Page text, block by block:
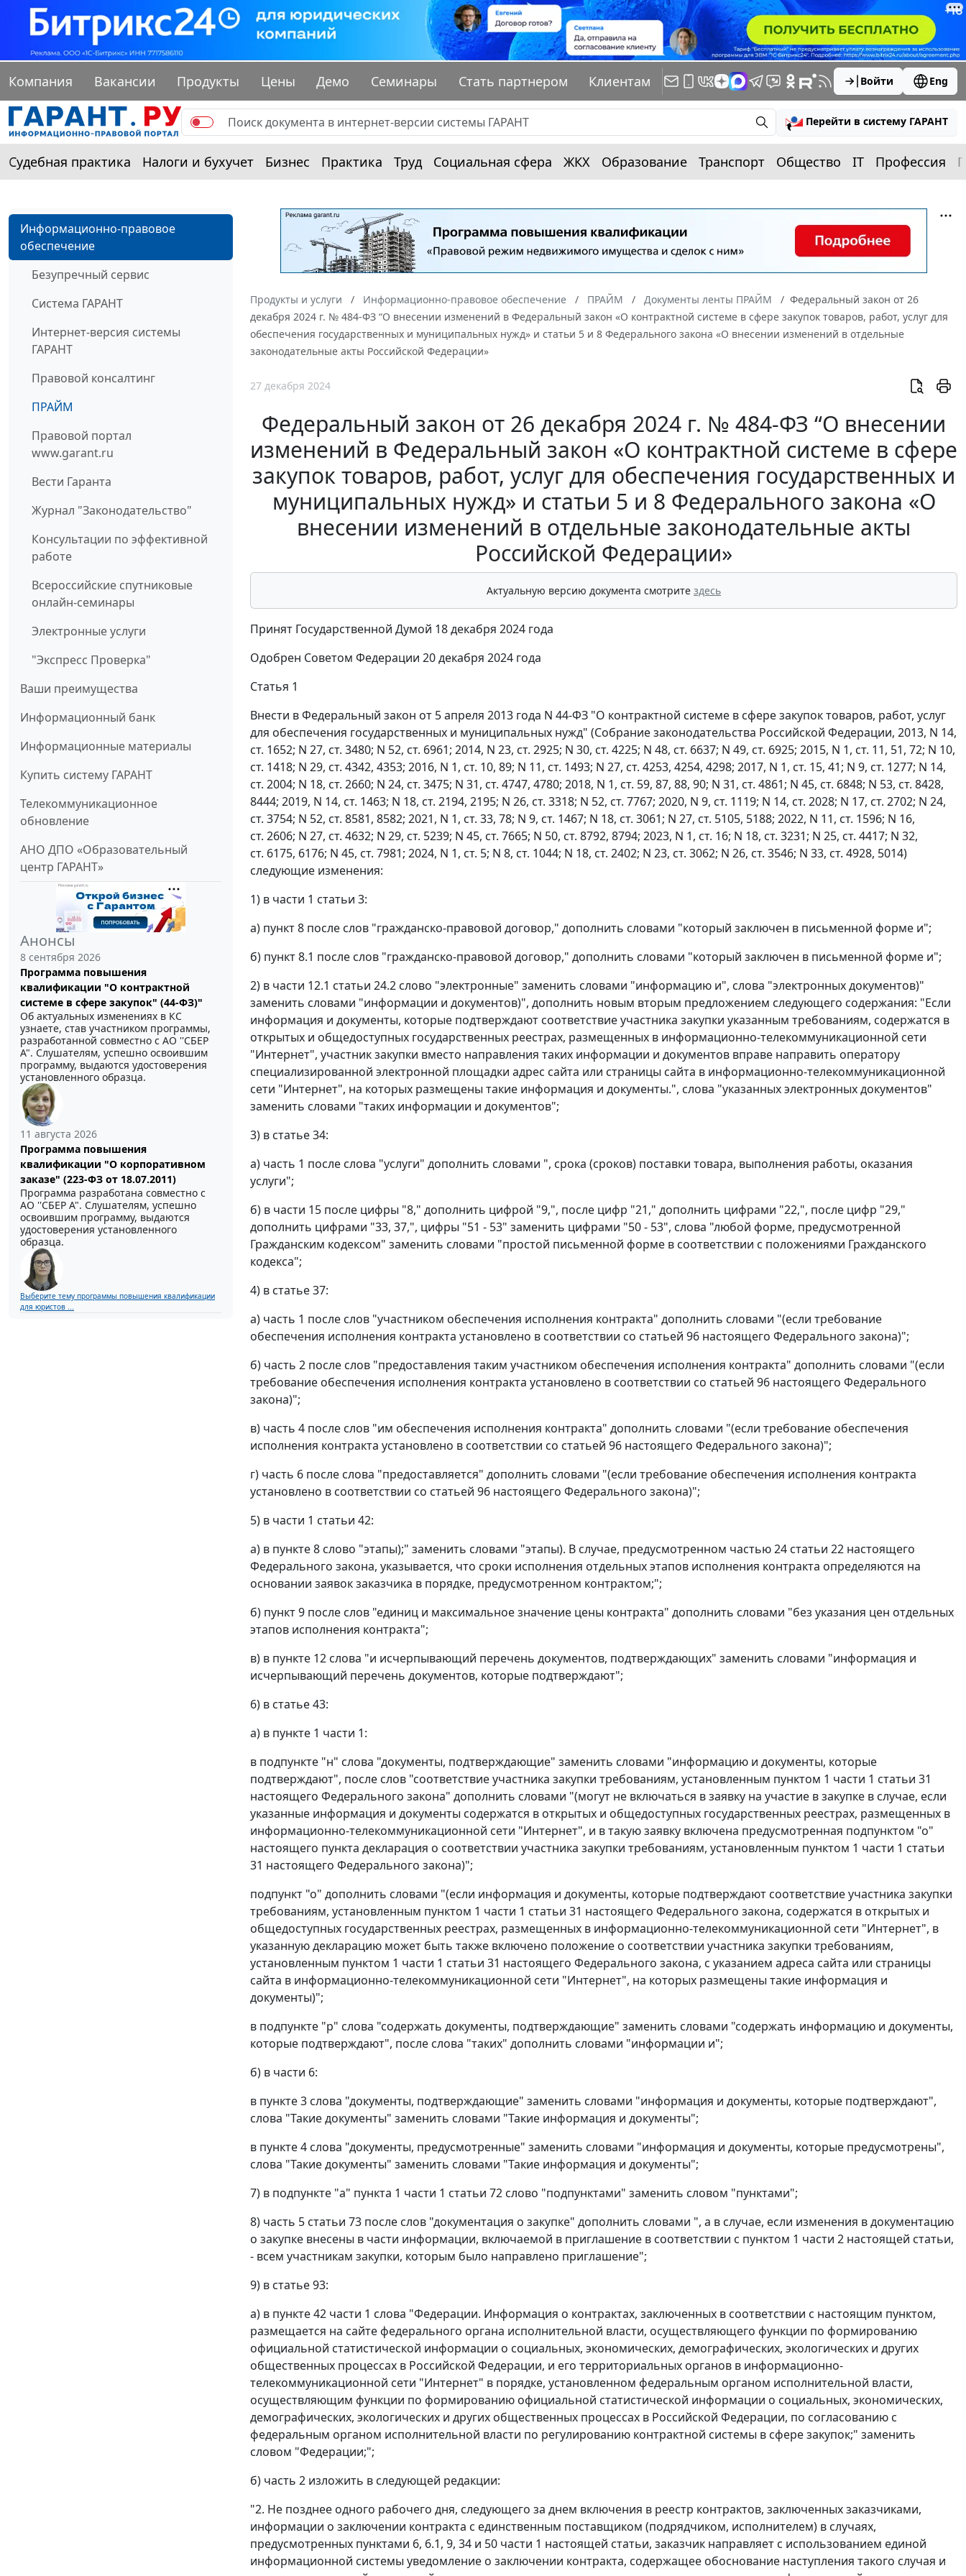
Компания Вакансии Продукты Цены Демо Семинары Стать партнером Клиентам Войти Eng
Перейти в систему ГАРАНТ
Судебная практика Налоги и бухучет Бизнес Практика Труд Социальная сфера ЖКХ Образование Транспорт Общество IT Профессия
Информационно-правовое
обеспечение
Безупречный сервис
Система ГАРАНТ
Интернет-версия системы
ГАРАНТ
Правовой консалтинг
ПРАЙМ
Правовой портал
www.garant.ru
Вести Гаранта
Журнал "Законодательство"
Консультации по эффективной
работе
Всероссийские спутниковые
онлайн-семинары
Электронные услуги
"Экспресс Проверка"
Ваши преимущества
Информационный банк
Информационные материалы
Купить систему ГАРАНТ
Телекоммуникационное
обновление
АНО ДПО «Образовательный
центр ГАРАНТ»
Анонсы
8 сентября 2026
Программа повышения
квалификации "О контрактной
системе в сфере закупок" (44-ФЗ)"
Об актуальных изменениях в КС
узнаете, став участником программы,
разработанной совместно с АО ''СБЕР
А". Слушателям, успешно освоившим
программу, выдаются удостоверения
установленного образца.
11 августа 2026
Программа повышения
квалификации "О корпоративном
заказе" (223-ФЗ от 18.07.2011)
Программа разработана совместно с
АО ''СБЕР А". Слушателям, успешно
освоившим программу, выдаются
удостоверения установленного
образца.
Выберите тему программы повышения квалификации
для юристов ...
Продукты и услуги Информационно-правовое обеспечение ПРАЙМ Документы ленты ПРАЙМ
Федеральный закон от 26
декабря 2024 г. № 484-ФЗ “О внесении изменений в Федеральный закон «О контрактной системе в сфере закупок товаров, работ, услуг для
обеспечения государственных и муниципальных нужд» и статьи 5 и 8 Федерального закона «О внесении изменений в отдельные
законодательные акты Российской Федерации»
27 декабря 2024
Федеральный закон от 26 декабря 2024 г. № 484-ФЗ “О внесении
изменений в Федеральный закон «О контрактной системе в сфере
закупок товаров, работ, услуг для обеспечения государственных и
муниципальных нужд» и статьи 5 и 8 Федерального закона «О
внесении изменений в отдельные законодательные акты
Российской Федерации»
Актуальную версию документа смотрите здесь
Принят Государственной Думой 18 декабря 2024 года
Одобрен Советом Федерации 20 декабря 2024 года
Статья 1
Внести в Федеральный закон от 5 апреля 2013 года N 44-ФЗ "О контрактной системе в сфере закупок товаров, работ, услуг
для обеспечения государственных и муниципальных нужд" (Собрание законодательства Российской Федерации, 2013, N 14,
ст. 1652; N 27, ст. 3480; N 52, ст. 6961; 2014, N 23, ст. 2925; N 30, ст. 4225; N 48, ст. 6637; N 49, ст. 6925; 2015, N 1, ст. 11, 51, 72; N 10,
ст. 1418; N 29, ст. 4342, 4353; 2016, N 1, ст. 10, 89; N 11, ст. 1493; N 27, ст. 4253, 4254, 4298; 2017, N 1, ст. 15, 41; N 9, ст. 1277; N 14,
ст. 2004; N 18, ст. 2660; N 24, ст. 3475; N 31, ст. 4747, 4780; 2018, N 1, ст. 59, 87, 88, 90; N 31, ст. 4861; N 45, ст. 6848; N 53, ст. 8428,
8444; 2019, N 14, ст. 1463; N 18, ст. 2194, 2195; N 26, ст. 3318; N 52, ст. 7767; 2020, N 9, ст. 1119; N 14, ст. 2028; N 17, ст. 2702; N 24,
ст. 3754; N 52, ст. 8581, 8582; 2021, N 1, ст. 33, 78; N 9, ст. 1467; N 18, ст. 3061; N 27, ст. 5105, 5188; 2022, N 11, ст. 1596; N 16,
ст. 2606; N 27, ст. 4632; N 29, ст. 5239; N 45, ст. 7665; N 50, ст. 8792, 8794; 2023, N 1, ст. 16; N 18, ст. 3231; N 25, ст. 4417; N 32,
ст. 6175, 6176; N 45, ст. 7981; 2024, N 1, ст. 5; N 8, ст. 1044; N 18, ст. 2402; N 23, ст. 3062; N 26, ст. 3546; N 33, ст. 4928, 5014)
следующие изменения:
1) в части 1 статьи 3:
а) пункт 8 после слов "гражданско-правовой договор," дополнить словами "который заключен в письменной форме и";
б) пункт 8.1 после слов "гражданско-правовой договор," дополнить словами "который заключен в письменной форме и";
2) в части 12.1 статьи 24.2 слово "электронные" заменить словами "информацию и", слова "электронных документов)"
заменить словами "информации и документов)", дополнить новым вторым предложением следующего содержания: "Если
информация и документы, которые подтверждают соответствие участника закупки указанным требованиям, содержатся в
открытых и общедоступных государственных реестрах, размещенных в информационно-телекоммуникационной сети
"Интернет", участник закупки вместо направления таких информации и документов вправе направить оператору
специализированной электронной площадки адрес сайта или страницы сайта в информационно-телекоммуникационной
сети "Интернет", на которых размещены такие информация и документы.", слова "указанных электронных документов"
заменить словами "таких информации и документов";
3) в статье 34:
а) часть 1 после слова "услуги" дополнить словами ", срока (сроков) поставки товара, выполнения работы, оказания
услуги";
б) в части 15 после цифры "8," дополнить цифрой "9,", после цифр "21," дополнить цифрами "22,", после цифр "29,"
дополнить цифрами "33, 37,", цифры "51 - 53" заменить цифрами "50 - 53", слова "любой форме, предусмотренной
Гражданским кодексом" заменить словами "простой письменной форме в соответствии с положениями Гражданского
кодекса";
4) в статье 37:
а) часть 1 после слов "участником обеспечения исполнения контракта" дополнить словами "(если требование
обеспечения исполнения контракта установлено в соответствии со статьей 96 настоящего Федерального закона)";
б) часть 2 после слов "предоставления таким участником обеспечения исполнения контракта" дополнить словами "(если
требование обеспечения исполнения контракта установлено в соответствии со статьей 96 настоящего Федерального
закона)";
в) часть 4 после слов "им обеспечения исполнения контракта" дополнить словами "(если требование обеспечения
исполнения контракта установлено в соответствии со статьей 96 настоящего Федерального закона)";
г) часть 6 после слова "предоставляется" дополнить словами "(если требование обеспечения исполнения контракта
установлено в соответствии со статьей 96 настоящего Федерального закона)";
5) в части 1 статьи 42:
а) в пункте 8 слово "этапы);" заменить словами "этапы). В случае, предусмотренном частью 24 статьи 22 настоящего
Федерального закона, указывается, что сроки исполнения отдельных этапов исполнения контракта определяются на
основании заявок заказчика в порядке, предусмотренном контрактом;";
б) пункт 9 после слов "единиц и максимальное значение цены контракта" дополнить словами "без указания цен отдельных
этапов исполнения контракта";
в) в пункте 12 слова "и исчерпывающий перечень документов, подтверждающих" заменить словами "информация и
исчерпывающий перечень документов, которые подтверждают";
6) в статье 43:
а) в пункте 1 части 1:
в подпункте "н" слова "документы, подтверждающие" заменить словами "информацию и документы, которые
подтверждают", после слов "соответствие участника закупки требованиям, установленным пунктом 1 части 1 статьи 31
настоящего Федерального закона" дополнить словами "(могут не включаться в заявку на участие в закупке в случае, если
указанные информация и документы содержатся в открытых и общедоступных государственных реестрах, размещенных в
информационно-телекоммуникационной сети "Интернет", и в такую заявку включена предусмотренная подпунктом "о"
настоящего пункта декларация о соответствии участника закупки требованиям, установленным пунктом 1 части 1 статьи
31 настоящего Федерального закона)";
подпункт "о" дополнить словами "(если информация и документы, которые подтверждают соответствие участника закупки
требованиям, установленным пунктом 1 части 1 статьи 31 настоящего Федерального закона, содержатся в открытых и
общедоступных государственных реестрах, размещенных в информационно-телекоммуникационной сети "Интернет", в
указанную декларацию может быть также включено положение о соответствии участника закупки требованиям,
установленным пунктом 1 части 1 статьи 31 настоящего Федерального закона, с указанием адреса сайта или страницы
сайта в информационно-телекоммуникационной сети "Интернет", на которых размещены такие информация и
документы)";
в подпункте "р" слова "содержать документы, подтверждающие" заменить словами "содержать информацию и документы,
которые подтверждают", после слова "таких" дополнить словами "информации и";
б) в части 6:
в пункте 3 слова "документы, подтверждающие" заменить словами "информация и документы, которые подтверждают",
слова "Такие документы" заменить словами "Такие информация и документы";
в пункте 4 слова "документы, предусмотренные" заменить словами "информация и документы, которые предусмотрены",
слова "Такие документы" заменить словами "Такие информация и документы";
7) в подпункте "а" пункта 1 части 1 статьи 72 слово "подпунктами" заменить словом "пунктами";
8) часть 5 статьи 73 после слов "документация о закупке" дополнить словами ", а в случае, если изменения в документацию
о закупке внесены в части информации, включаемой в приглашение в соответствии с пунктом 1 части 2 настоящей статьи,
- всем участникам закупки, которым было направлено приглашение";
9) в статье 93:
а) в пункте 42 части 1 слова "Федерации. Информация о контрактах, заключенных в соответствии с настоящим пунктом,
размещается на сайте федерального органа исполнительной власти, осуществляющего функции по формированию
официальной статистической информации о социальных, экономических, демографических, экологических и других
общественных процессах в Российской Федерации, и его территориальных органов в информационно-
телекоммуникационной сети "Интернет" в порядке, установленном федеральным органом исполнительной власти,
осуществляющим функции по формированию официальной статистической информации о социальных, экономических,
демографических, экологических и других общественных процессах в Российской Федерации, по согласованию с
федеральным органом исполнительной власти по регулированию контрактной системы в сфере закупок;" заменить
словом "Федерации;";
б) часть 2 изложить в следующей редакции:
"2. Не позднее одного рабочего дня, следующего за днем включения в реестр контрактов, заключенных заказчиками,
информации о заключении контракта с единственным поставщиком (подрядчиком, исполнителем) в случаях,
предусмотренных пунктами 6, 6.1, 9, 34 и 50 части 1 настоящей статьи, заказчик направляет с использованием единой
информационной системы уведомление о заключении контракта, содержащее обоснование наступления такого случая и